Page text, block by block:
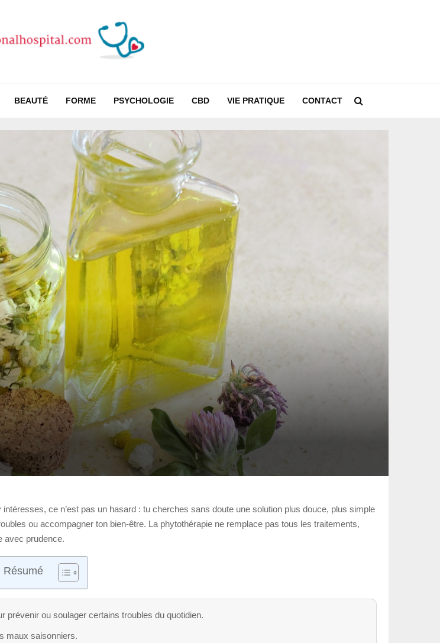
BEAUTÉ FORME PSYCHOLOGIE CBD VIE PRATIQUE CONTACT
ce n’est pas un hasard : tu cherches sans doute une solution plus douce, plus simple
ou accompagner ton bien-être. La phytothérapie ne remplace pas tous les traitements,
avec prudence.
Résumé
prévenir ou soulager certains troubles du quotidien.
maux saisonniers.